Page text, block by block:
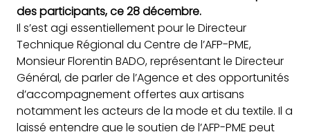
des participants, ce 28 décembre.
Il s’est agi essentiellement pour le Directeur
Technique Régional du Centre de l’AFP-PME,
Monsieur Florentin BADO, représentant le Directeur
Général, de parler de l’Agence et des opportunités
d’accompagnement offertes aux artisans
notamment les acteurs de la mode et du textile. Il a
laissé entendre que le soutien de l’AFP-PME peut